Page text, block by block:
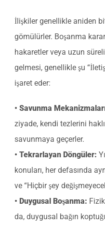
İlişkiler genellikle aniden
gömülürler. Boşanma
hakaretler veya uzun
gelmesi, genellikle şu
işaret eder:
• Savunma
ziyade, kendi tezlerini
savunmaya geçerler.
• Tekrarlayan Döngüler:
konuları, her defasında
ve “Hiçbir şey
• Duygusal Boşanma:
da, duygusal bağın